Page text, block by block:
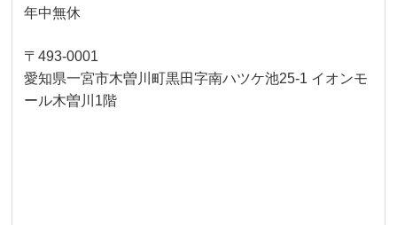
年中無休
〒493-0001
愛知県一宮市木曽川町黒田字南ハツケ池25-1 イオンモ
ール木曽川1階